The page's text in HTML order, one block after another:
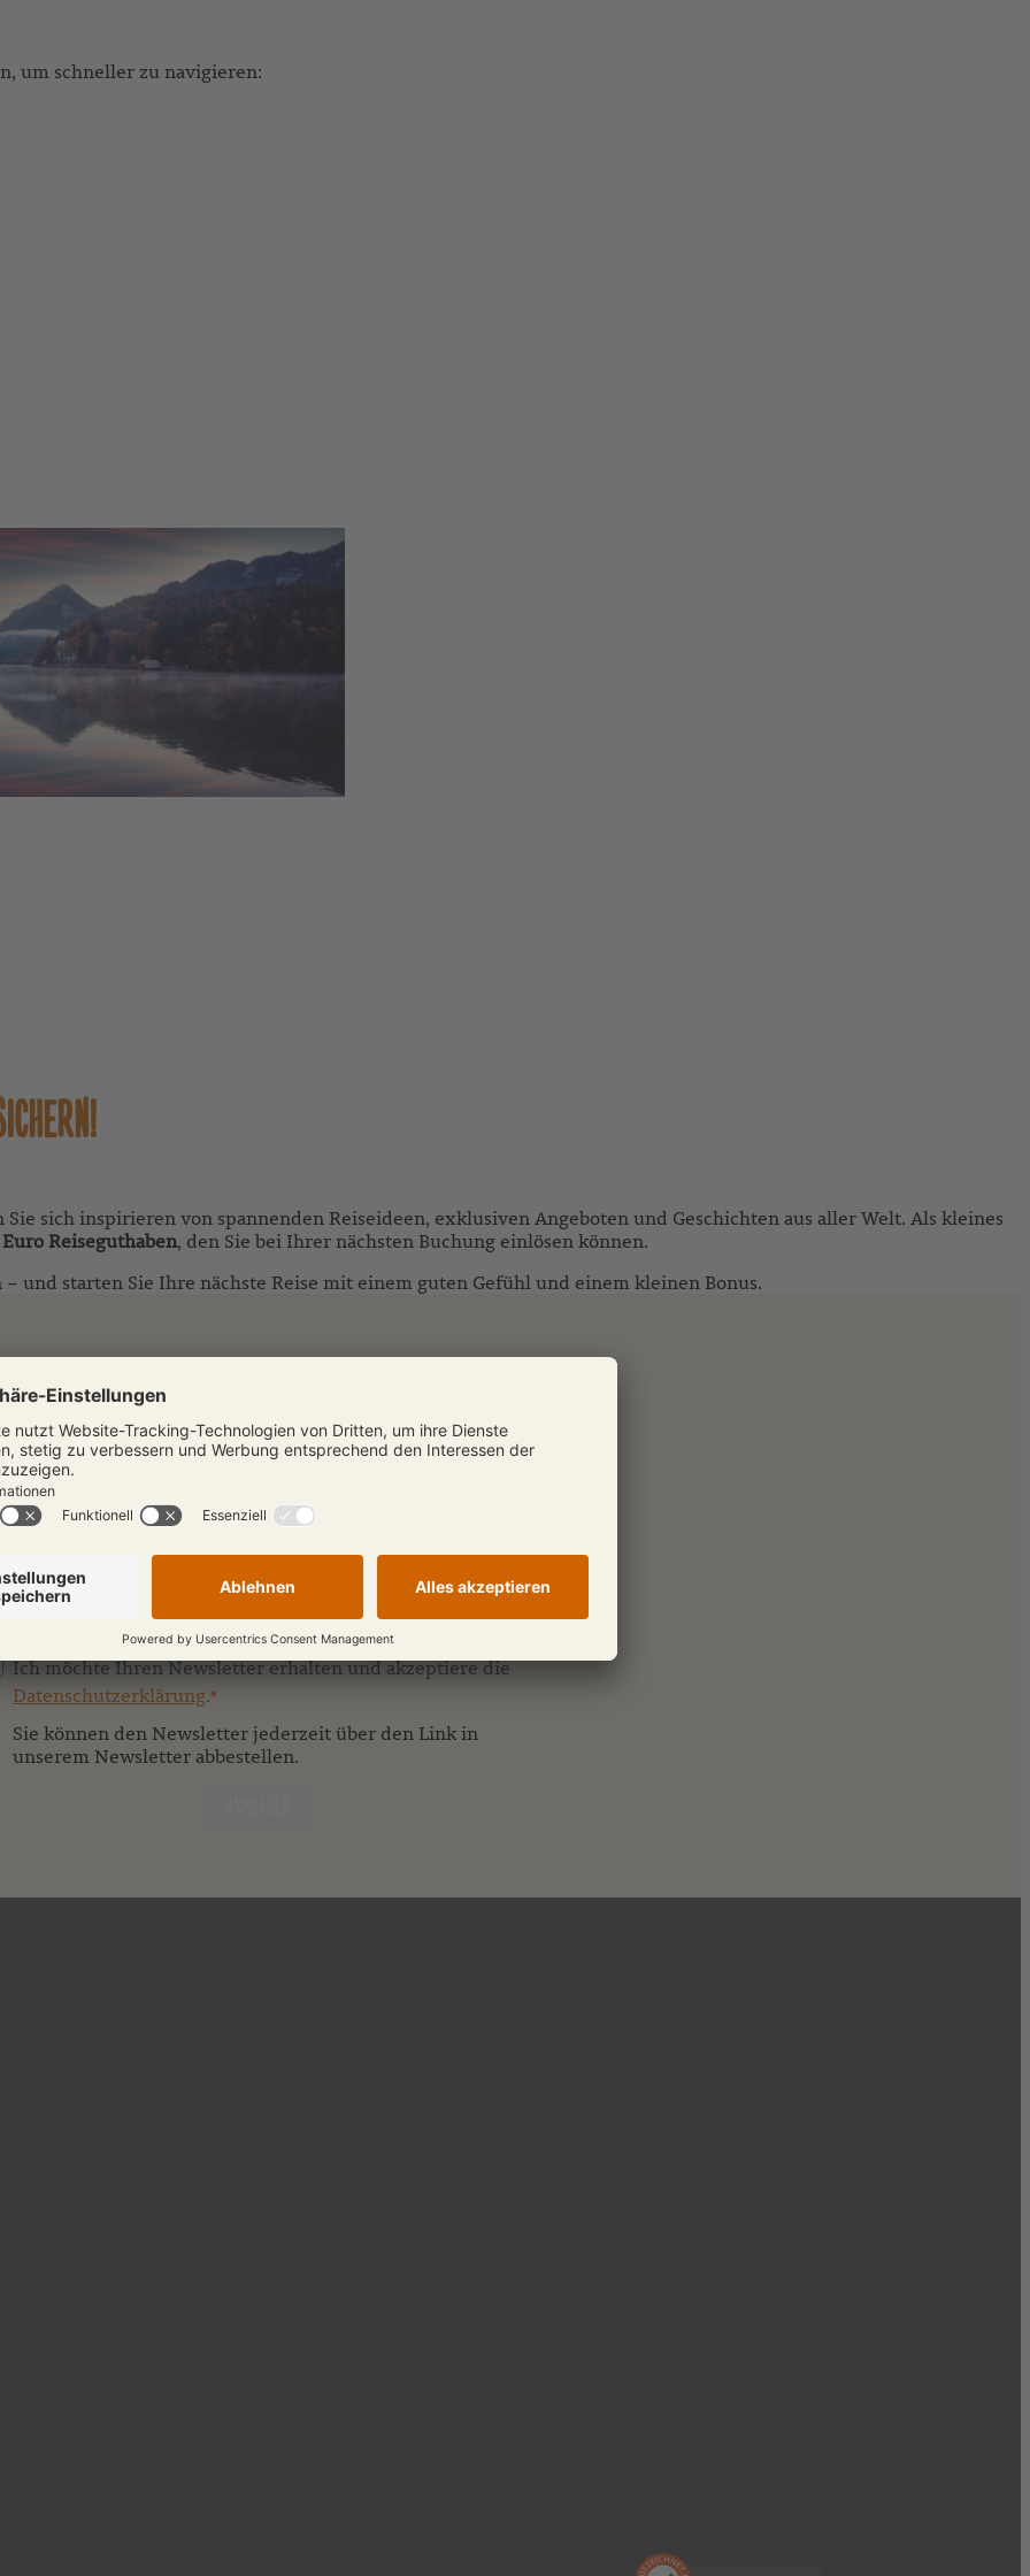
um schneller zu navigieren:
sich inspirieren von spannenden Reiseideen, exklusiven Angeboten und Geschichten aus aller Welt. Als kleines
Reiseguthaben, den Sie bei Ihrer nächsten Buchung einlösen können.
und starten Sie Ihre nächste Reise mit einem guten Gefühl und einem kleinen Bonus.
Ich möchte Ihren Newsletter erhalten und akzeptiere die
Datenschutzerklärung.
Sie können den Newsletter jederzeit über den Link in
unserem Newsletter abbestellen.